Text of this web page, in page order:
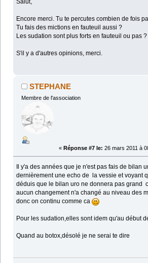
Salut,
Encore merci. Tu te percutes combien de fois
Tu fais des mictions en fauteuil aussi ?
Les sudation sont plus forts en fauteuil ou pas ?
S'il y a d'autres opinions, merci.
STEPHANE
Membre de l'association
« Réponse #7 le: 26 mars 2011 à
Il y'a des années que je n'est pas fais de bilan
dernièrement une echo de la vessie et voyant
déduis que le bilan uro ne donnera pas grand
aucun changement n'a changé au niveau des
donc on continu comme ca
Pour les sudation,elles sont idem qu'au début
Quand au botox,désolé je ne serai te dire